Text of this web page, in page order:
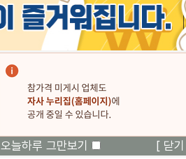
오늘하루 그만보기 [ 닫